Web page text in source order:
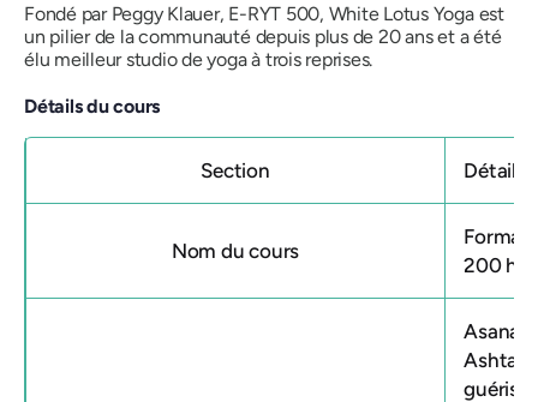
Fondé par Peggy Klauer, E-RYT 500, White Lotus Yoga est
un pilier de la communauté depuis plus de 20 ans et a été
élu meilleur studio de yogaà trois reprises.
Détails du cours
Section Détails
Nom du cours
200
Asanas